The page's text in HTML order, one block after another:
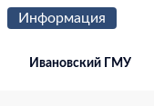
Информация
Ивановский ГМУ